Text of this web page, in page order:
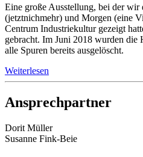
Eine große Ausstellung, bei der wir
(jetztnichmehr) und Morgen (eine
Centrum Industriekultur gezeigt
gebracht. Im Juni 2018 wurden die
alle Spuren bereits ausgelöscht.
Weiterlesen
Ansprechpartner
Dorit Müller
Susanne Fink-Beie